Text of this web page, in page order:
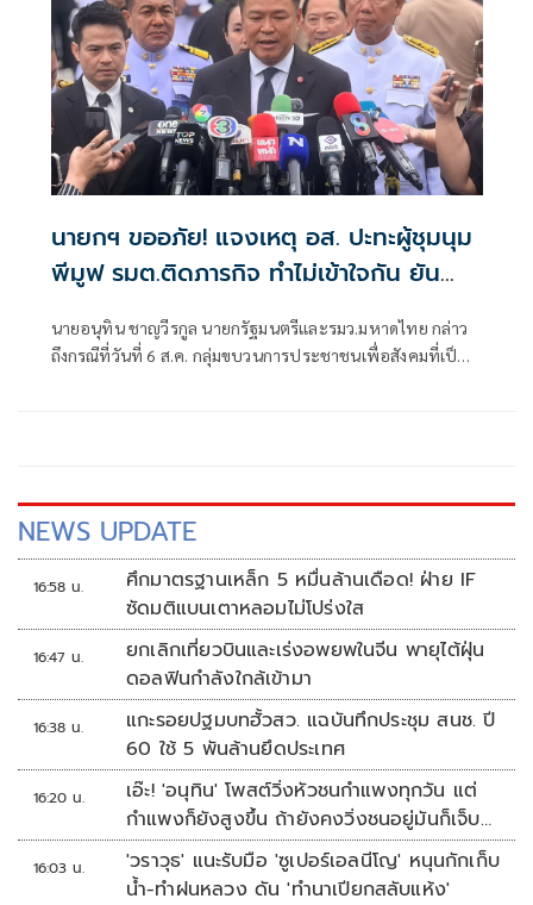
นายกฯ ขออภัย! แจงเหตุ อส. ปะทะผู้ชุมนุม
พีมูฟ รมต.ติดภารกิจ ทำไม่เข้าใจกัน ยัน
นายอนุทิน ชาญวีรกูล นายกรัฐมนตรีและรมว.มหาดไทย กล่าว
ถึงกรณีที่วันที่ 6 ส.ค. กลุ่มขบวนการประชาชนเพื่อสังคมที่เป็น
NEWS UPDATE
16:58 น.
ศึกมาตรฐานเหล็ก 5 หมื่นล้านเดือด! ฝ่าย IF
ซัดมติแบนเตาหลอมไม่โปร่งใส
16:47 น.
ยกเลิกเที่ยวบินและเร่งอพยพในจีน พายุไต้ฝุ่น
ดอลฟินกำลังใกล้เข้ามา
16:38 น.
แกะรอยปฐมบทฮั้วสว. แฉบันทึกประชุม สนช. ปี
60 ใช้ 5 พันล้านยึดประเทศ
16:20 น.
เอ๊ะ! 'อนุทิน' โพสต์วิ่งหัวชนกำแพงทุกวัน แต่
กำแพงก็ยังสูงขึ้น ถ้ายังคงวิ่งชนอยู่มันก็เจ็บ
หัวอีก
16:03 น.
'วราวุธ' แนะรับมือ 'ซูเปอร์เอลนีโญ' หนุนกักเก็บ
น้ำ-ทำฝนหลวง ดัน 'ทำนาเปียกสลับแห้ง'